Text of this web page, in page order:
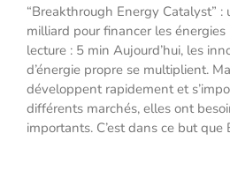
programme à un
les énergies
“Breakthrough Energy Catalyst” :
milliard pour financer les
lecture : 5 min Aujourd’hui, les
d’énergie propre se multiplient.
développent rapidement et
différents marchés, elles ont
importants. C’est dans ce but que